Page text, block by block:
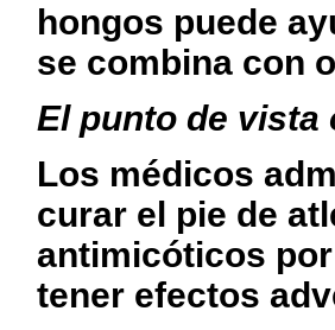
hongos puede
se combina con
El punto de vista
Los médicos
curar el pie de
antimi­cóticos
tener efectos